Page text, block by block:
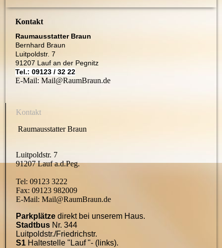
Kontakt
Raumausstatter Braun
Bernhard Braun
Luitpoldstr. 7
91207 Lauf an der Pegnitz
Tel.: 09123 / 32 22
E-Mail: Mail@RaumBraun.de
Kontakt
Raumausstatter Braun
Luitpoldstr. 7
91207 Lauf a.d.Peg.
Tel: 09123 3222
Fax: 09123 982009
E-Mail: Mail@RaumBraun.de
Parkplätze direkt bei unserem Haus.
Stadtbus Nr. 344
Luitpoldstr./Friedrichstr.
S1 Haltestelle "Lauf "- (links).